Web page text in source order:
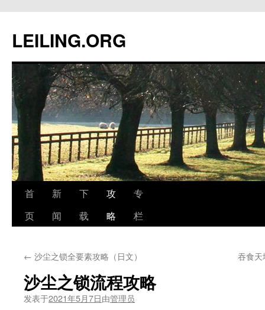
文
LEILING.ORG
首
页
新
闻
下
载
攻
略
专
栏
← 沙尘之锁全要素攻略（日文） 吞食
沙尘之锁流程攻略
发表于2021年5月7日由管理员